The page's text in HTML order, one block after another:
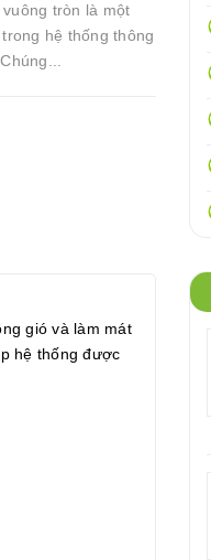
tròn là một
hệ thống thông
gió và làm mát
hệ thống được